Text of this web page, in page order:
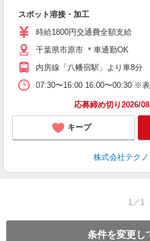
スポット溶接・加工
時給1800円交通費全額支給
千葉県市原市 ＊車通勤OK
内房線「八幡宿駅」より車8分
07:30〜16:00 16:00〜00:30
応募締め切り2026/
キープ
株式会社テク
1／1
条件を変更し